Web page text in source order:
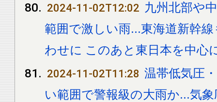
2024-11-02T12:02 九州北部や
範囲で激しい雨...東海道新幹
わせに このあと東日本を中心
2024-11-02T11:28 温帯低気圧
い範囲で警報級の大雨か...気